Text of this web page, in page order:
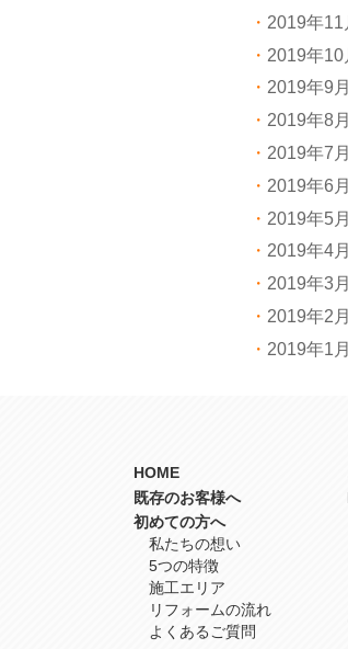
2019年11
2019年10
2019年9月
2019年8月
2019年7月
2019年6月
2019年5月
2019年4月
2019年3月
2019年2月
2019年1月
HOME
既存のお客様へ
初めての方へ
私たちの想い
5つの特徴
施工エリア
リフォームの流れ
よくあるご質問